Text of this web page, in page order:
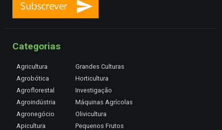
Categorias
Agricultura
Agrobótica
Agroflorestal
Agroindústria
Agronegócio
Apicultura
Grandes Culturas
Horticultura
Investigação
Máquinas Agrícolas
Olivicultura
Pequenos Frutos